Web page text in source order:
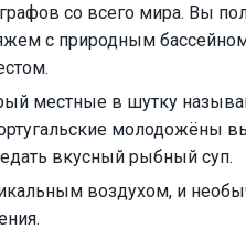
со всего мира. Вы
с природным
местные в шутку
молодожёны
вкусный рыбный суп.
воздухом, и